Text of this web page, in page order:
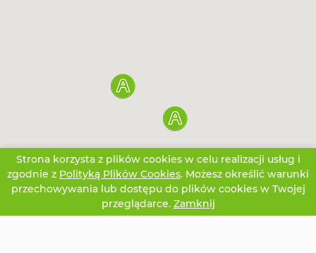
Strona korzysta z plików cookies w celu realizacji usług i
zgodnie z Polityką Plików Cookies. Możesz określić warunki
przechowywania lub dostępu do plików cookies w Twojej
przeglądarce. Zamknij
TWOJE KONTO